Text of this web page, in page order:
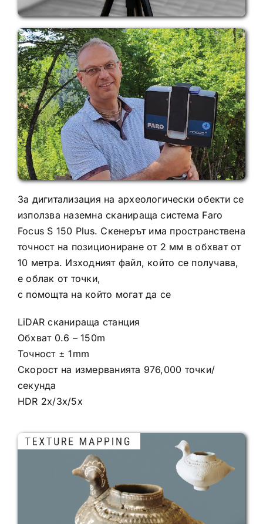
За дигитализация на археологически обекти се
използва наземна сканираща система Faro
Focus S 150 Plus. Скенерът има пространствена
точност на позициониране от 2 мм в обхват от
10 метра. Изходният файл, който се получава,
е облак от точки,
с помощта на който могат да се
LiDAR сканираща станция
Обхват 0.6 – 150m
Точност ± 1mm
Скорост на измерванията 976,000 точки/
секунда
HDR 2x/3x/5x